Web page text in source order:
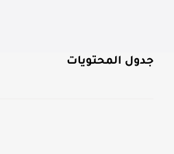
جدول المحتويات